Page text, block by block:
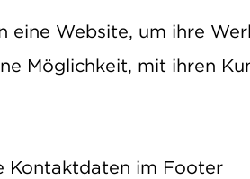
eine Website, um ihre
Möglichkeit, mit ihren
Kontaktdaten im Footer